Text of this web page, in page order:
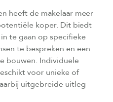
heeft de makelaar meer
koper. Dit biedt
te gaan op specifieke
te bespreken en een
bouwen. Individuele
voor unieke of
uitgebreide uitleg